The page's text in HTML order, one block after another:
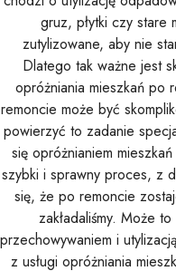
gruz, płytki czy stare
zutylizowane, aby nie
Dlatego tak ważne jest
opróżniania mieszkań po
remoncie może być
powierzyć to zadanie
się opróżnianiem
szybki i sprawny proces, z
się, że po remoncie
zakładaliśmy. Może
przechowywaniem i
z usługi opróżniania